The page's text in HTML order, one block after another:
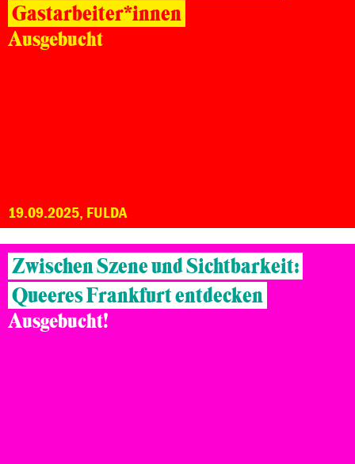
Gastarbeiter*innen
Ausgebucht
19.09.2025, FULDA
Zwischen Szene und Sichtbarkeit:
Queeres Frankfurt entdecken
Ausgebucht!